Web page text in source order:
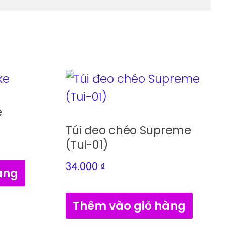
Túi đeo chéo Supreme
(Tui-01)
34.000 ₫
Thêm vào giỏ hàng